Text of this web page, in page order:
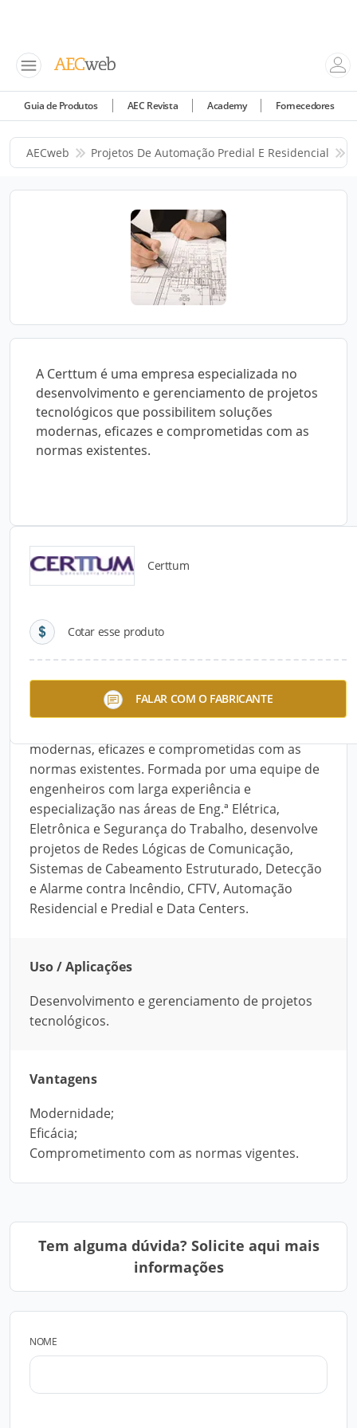
Guia de Produtos AEC Revista Academy Fornecedores
AECweb Projetos De Automação Predial E Residencial
A Certtum é uma empresa especializada no
desenvolvimento e gerenciamento de projetos
tecnológicos que possibilitem soluções
modernas, eficazes e comprometidas com as
normas existentes.
Certtum
Cotar esse produto
FALAR COM O FABRICANTE
Detalhes do produto
Descrição do Produto
A Certtum é uma empresa especializada no
desenvolvimento e gerenciamento de projetos
modernas, eficazes e comprometidas com as
normas existentes. Formada por uma equipe de
engenheiros com larga experiência e
especialização nas áreas de Eng.ª Elétrica,
Eletrônica e Segurança do Trabalho, desenvolve
projetos de Redes Lógicas de Comunicação,
Sistemas de Cabeamento Estruturado, Detecção
e Alarme contra Incêndio, CFTV, Automação
Residencial e Predial e Data Centers.
Uso / Aplicações
Desenvolvimento e gerenciamento de projetos
tecnológicos.
Vantagens
Modernidade;
Eficácia;
Comprometimento com as normas vigentes.
Tem alguma dúvida? Solicite aqui mais
informações
NOME